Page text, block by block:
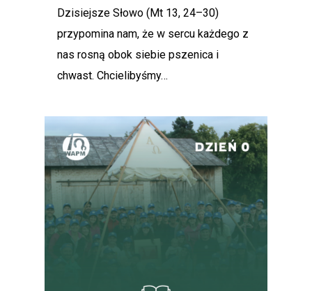
Dzisiejsze Słowo (Mt 13, 24–30)
przypomina nam, że w sercu każdego z
nas rosną obok siebie pszenica i
chwast. Chcielibyśmy…